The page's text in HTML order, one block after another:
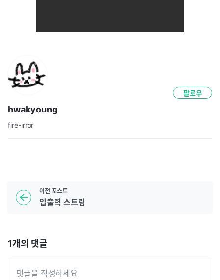
hwakyoung
fire-irror
팔로우
이전 포스트
입출력 스트림
1개의 댓글